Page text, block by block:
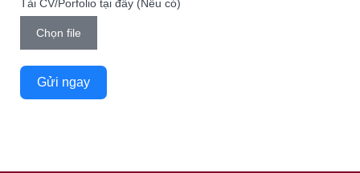
Tải CV/Porfolio tại đây (Nếu có)
Chọn file
Gửi ngay